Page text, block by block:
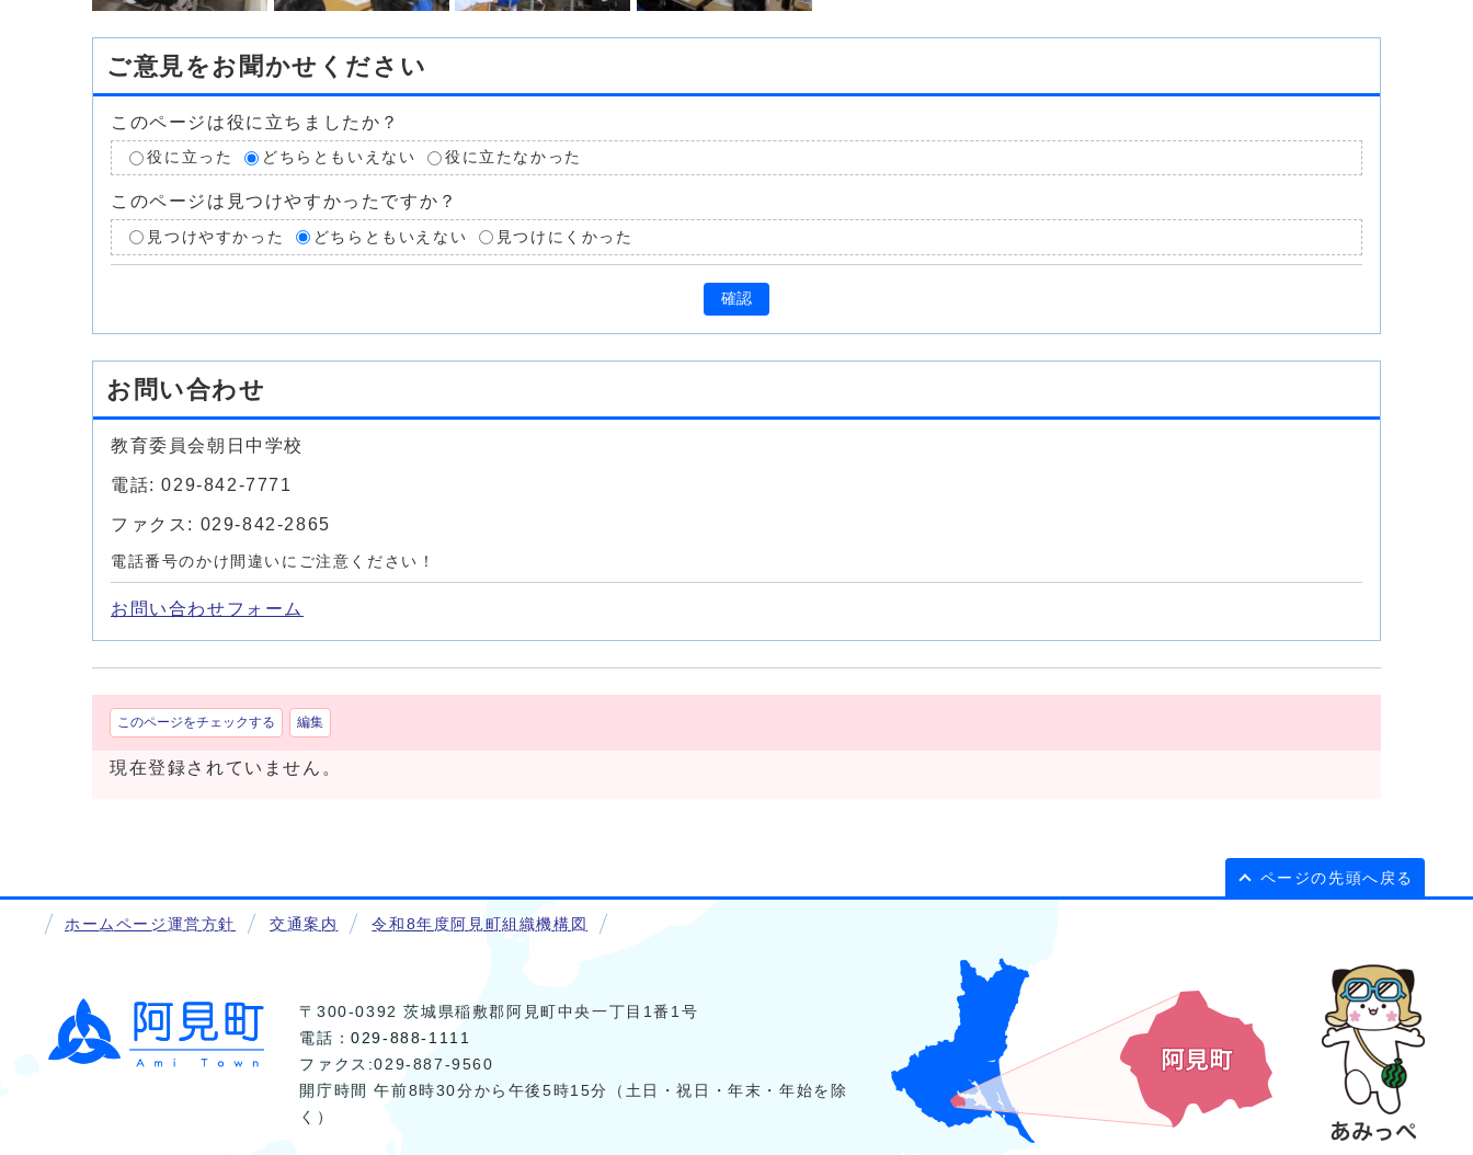
ご意見をお聞かせください
このページは役に立ちましたか？
役に立った どちらともいえない 役に立たなかった
このページは見つけやすかったですか？
見つけやすかった どちらともいえない 見つけにくかった
確認
お問い合わせ
教育委員会朝日中学校
電話: 029-842-7771
ファクス: 029-842-2865
電話番号のかけ間違いにご注意ください！
お問い合わせフォーム
このページをチェックする 編集
現在登録されていません。
ページの先頭へ戻る
ホームページ運営方針 交通案内 令和8年度阿見町組織機構図
〒300-0392 茨城県稲敷郡阿見町中央一丁目1番1号
電話：029-888-1111
ファクス:029-887-9560
開庁時間 午前8時30分から午後5時15分（土日・祝日・年末・年始を除
く）